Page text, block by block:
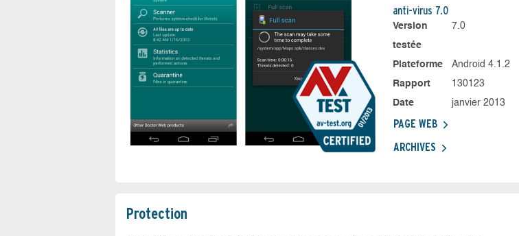
anti-virus 7.0
Version
testée
7.0
Plateforme
Android 4.1.2
Rapport
130123
Date
janvier 2013
PAGE WEB
ARCHIVES
Protection